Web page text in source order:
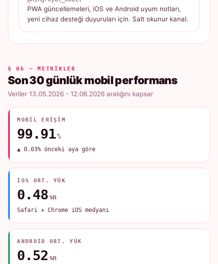
PWA güncellemeleri, iOS ve Android uyum notları,
yeni cihaz desteği duyuruları için. Salt okunur kanal.
§ 06 — METRIKLER
Son 30 günlük mobil performans
Veriler 13.05.2026 - 12.06.2026 aralığını kapsar
MOBIL ERIŞIM
99.91%
▲ 0.03% önceki aya göre
IOS ORT. YÜK
0.48 sn
Safari + Chrome iOS medyanı
ANDROID ORT. YÜK
0.52 sn